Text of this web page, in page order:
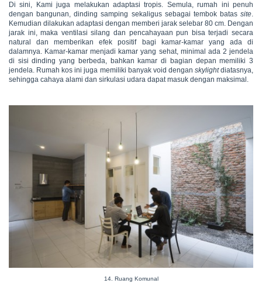
Di sini, Kami juga melakukan adaptasi tropis. Semula, rumah ini penuh
dengan bangunan, dinding samping sekaligus sebagai tembok batas site.
Kemudian dilakukan adaptasi dengan memberi jarak selebar 80 cm. Dengan
jarak ini, maka ventilasi silang dan pencahayaan pun bisa terjadi secara
natural dan memberikan efek positif bagi kamar-kamar yang ada di
dalamnya. Kamar-kamar menjadi kamar yang sehat, minimal ada 2 jendela
di sisi dinding yang berbeda, bahkan kamar di bagian depan memiliki 3
jendela. Rumah kos ini juga memiliki banyak void dengan skylightdiatasnya,
sehingga cahaya alami dan sirkulasi udara dapat masuk dengan maksimal.
14. Ruang Komunal